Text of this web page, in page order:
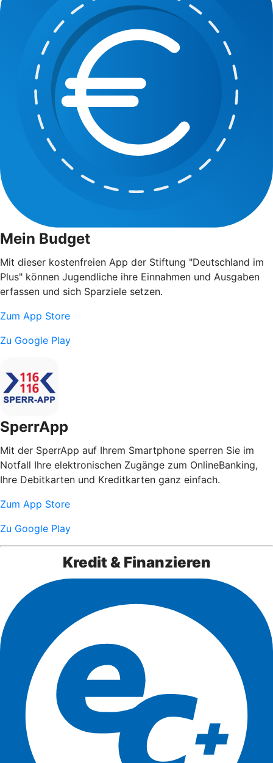
Mein Budget
Mit dieser kostenfreien App der Stiftung "Deutschland im
Plus" können Jugendliche ihre Einnahmen und Ausgaben
erfassen und sich Sparziele setzen.
Zum App Store
Zu Google Play
SperrApp
Mit der SperrApp auf Ihrem Smartphone sperren Sie im
Notfall Ihre elektronischen Zugänge zum OnlineBanking,
Ihre Debitkarten und Kreditkarten ganz einfach.
Zum App Store
Zu Google Play
Kredit & Finanzieren